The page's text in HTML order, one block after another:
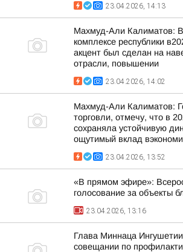
23.04.2026, 14:13
Махмуд-Али Калиматов: В
комплексе республики
акцент был сделан на
отрасли, повышении
23.04.2026, 14:02
Махмуд-Али Калиматов:
торговли, отмечу, что в
сохраняла устойчивую
ощутимый вклад
23.04.2026, 13:52
«В прямом эфире»:
голосование за объекты
23.04.2026, 13:16
Глава Миннаца
совещании по